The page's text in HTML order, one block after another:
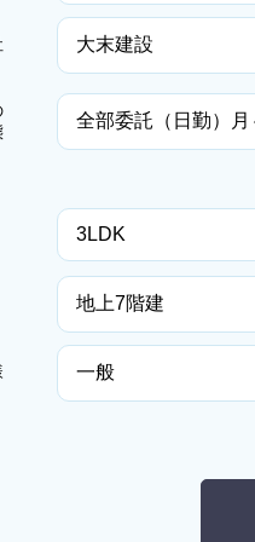
大末建設
全部委託（日勤）月
3LDK
地上7階建
一般